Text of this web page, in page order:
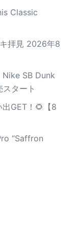
Classic
拝見 2026年8
Nike SB Dunk
タート
GET！🌻【8
“Saffron